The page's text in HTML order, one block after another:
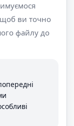
щоб ви точно
файлу до